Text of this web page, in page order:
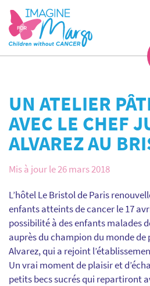
UN ATELIER
AVEC LE CHEF
ALVAREZ AU
Mis à jour le 26 mars 2018
L’hôtel Le Bristol de Paris
enfants atteints de cancer le 17
possibilité à des enfants malades
auprès du champion du monde de
Alvarez, qui a rejoint
Un vrai moment de plaisir et
petits becs sucrés qui repartiront